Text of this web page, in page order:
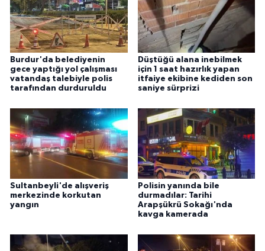
Burdur'da belediyenin
gece yaptığı yol çalışması
vatandaş talebiyle polis
tarafından durduruldu
Düştüğü alana inebilmek
için 1 saat hazırlık yapan
itfaiye ekibine kediden son
saniye sürprizi
Sultanbeyli'de alışveriş
merkezinde korkutan
yangın
Polisin yanında bile
durmadılar: Tarihi
Arapşükrü Sokağı'nda
kavga kamerada